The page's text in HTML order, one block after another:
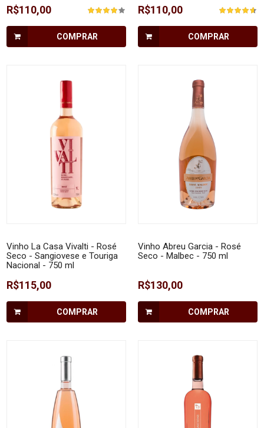
R$110,00
COMPRAR
R$110,00
COMPRAR
Vinho La Casa Vivalti - Rosé
Seco - Sangiovese e Touriga
Nacional - 750 ml
R$115,00
COMPRAR
Vinho Abreu Garcia - Rosé
Seco - Malbec - 750 ml
R$130,00
COMPRAR